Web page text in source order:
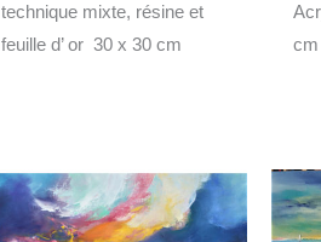
technique mixte, résine et
feuille d’ or 30 x 30 cm
cm